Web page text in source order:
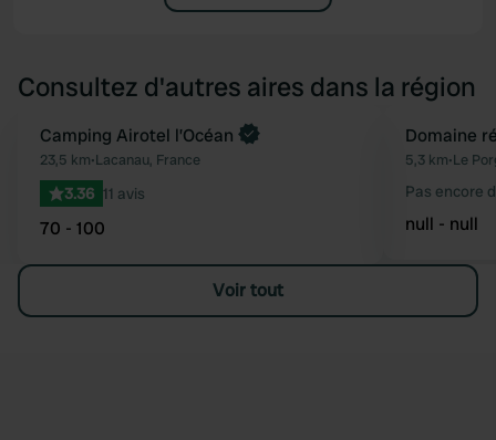
Consultez d'autres aires dans la région
Préféré
Camping Airotel l’Océan
23,5 km•Lacanau, France
3.36 11 avis
70 - 100
Domaine
5,3 km•Le
Pas encore
null - null
Voir tout